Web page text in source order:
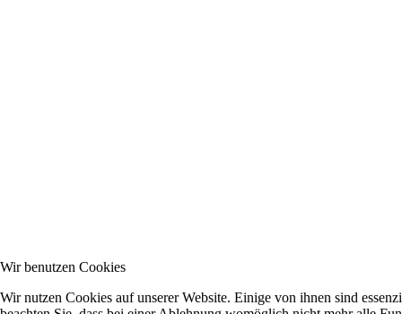
Wir benutzen Cookies
Wir nutzen Cookies auf unserer Website. Einige von ihnen sind